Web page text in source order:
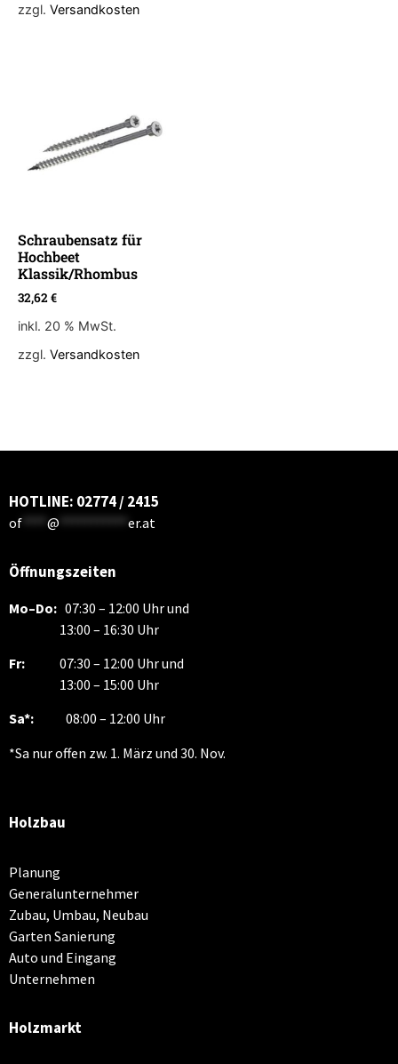
zzgl. Versandkosten
Schraubensatz für
Hochbeet
Klassik/Rhombus
32,62€
inkl. 20 % MwSt.
zzgl. Versandkosten
HOTLINE: 02774 / 2415
of @ er.at
Öffnungszeiten
Mo–Do: 07:30 – 12:00 Uhr und
13:00 – 16:30 Uhr
Fr:
07:30 – 12:00 Uhr und
13:00 – 15:00 Uhr
Sa*: 08:00 – 12:00 Uhr
*Sa nur offen zw. 1. März und 30. Nov.
Holzbau
Planung
Generalunternehmer
Zubau, Umbau, Neubau
Garten Sanierung
Auto und Eingang
Unternehmen
Holzmarkt